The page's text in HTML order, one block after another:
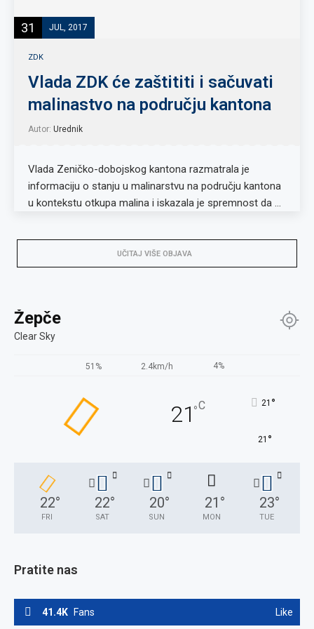
31 JUL, 2017
ZDK
Vlada ZDK će zaštititi i sačuvati
malinastvo na području kantona
Autor: Urednik
Vlada Zeničko-dobojskog kantona razmatrala je
informaciju o stanju u malinarstvu na području kantona
u kontekstu otkupa malina i iskazala je spremnost da …
UČITAJ VIŠE OBJAVA
Žepče
Clear Sky
51% 2.4km/h 4%
21°C 21 °
21 °
22°
FRI
22°
SAT
20°
SUN
21 °
MON
23°
TUE
Pratite nas
41.4K Fans Like